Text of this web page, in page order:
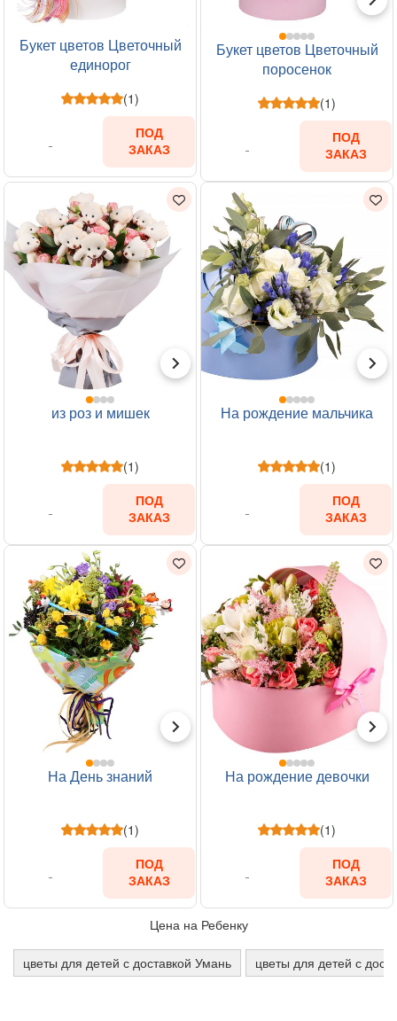
Букет цветов Цветочный
единорог
(1)
ПОД
ЗАКАЗ
Букет цветов Цветочный
поросенок
(1)
ПОД
ЗАКАЗ
из роз и мишек
(1)
ПОД
ЗАКАЗ
На рождение мальчика
(1)
ПОД
ЗАКАЗ
На День знаний
(1)
ПОД
ЗАКАЗ
На рождение девочки
(1)
ПОД
ЗАКАЗ
Цена на Ребенку
цветы для детей с доставкой Умань цветы для детей с